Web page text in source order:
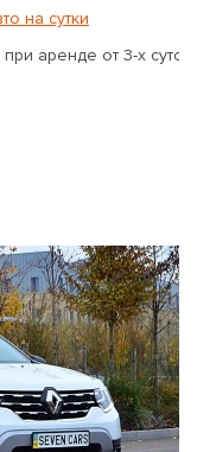
на сутки
аренде от 3-х суток